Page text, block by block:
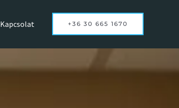
Kapcsolat +36 30 665 1670